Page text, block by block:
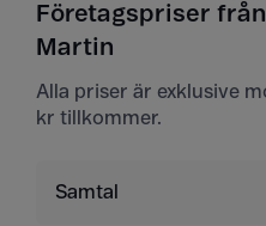
Företagspriser
Martin
Alla priser är exklusive
kr tillkommer.
Samtal